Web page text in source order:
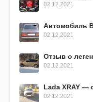
02.12.2021
Автомобиль
02.12.2021
Отзыв о
02.12.2021
Lada XRAY —
02.12.2021